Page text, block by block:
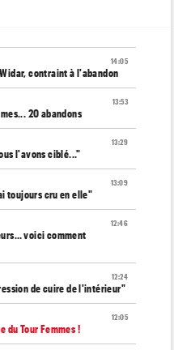
14:05
contraint à l'abandon
13:53
20 abandons
13:29
l'avons ciblé..."
13:09
toujours cru en elle"
12:46
voici comment
12:24
de cuire de l'intérieur"
12:05
du Tour Femmes !